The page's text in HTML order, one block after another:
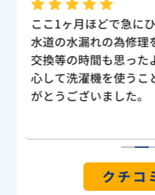
日曜日の夕方にトイ
した。口コミで評判
いました。 電話にて
いただけました。現
たが、修理代金も低
く普通の根つまりだ
修理していただいた
明し、トイレを外し
クチコ